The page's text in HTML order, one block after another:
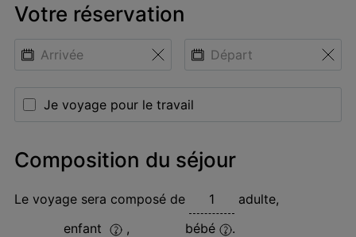
Votre réservation
Je voyage pour le travail
Composition du séjour
Le voyage sera composé de adulte,
enfant
, bébé
.